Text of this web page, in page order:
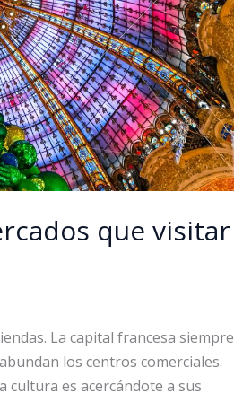
que visitar
La capital francesa siempre
los centros comerciales.
cultura es acercándote a sus